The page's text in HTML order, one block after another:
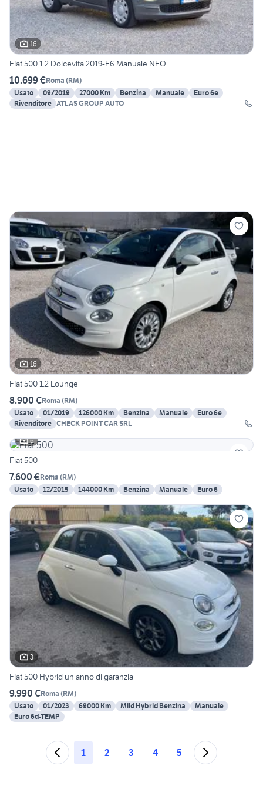
16
Fiat 500 1.2 Dolcevita 2019-E6 Manuale NEO
10.699 €Roma (RM)
Usato
09/2019 27000 Km Benzina Manuale
Euro 6e
Rivenditore ATLAS GROUP AUTO
16
Fiat 500 1.2 Lounge
8.900 €Roma (RM)
Usato
01/2019 126000 Km Benzina Manuale
Euro 6e
Rivenditore CHECK POINT CAR SRL
6
Fiat 500
7.600 €Roma (RM)
Usato
12/2015 144000 Km Benzina Manuale Euro 6
3
Fiat 500 Hybrid un anno di garanzia
9.990 €Roma (RM)
Usato
01/2023 69000 Km Mild Hybrid Benzina
Manuale
Euro 6d-TEMP
1 2 3 4 5